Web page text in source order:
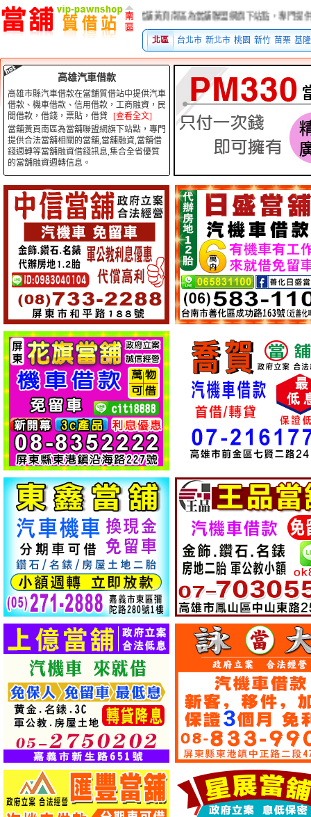
當舖黃頁南區為當舖聯盟網旗下站點，專門提供合法
北區 台北市 新北市 桃園 新竹 苗栗 基隆
高雄汽車借款
高雄市縣汽車借款在當舖質借站中提供汽車
借款、機車借款、信用借款，工商融資，民
間借款，借錢，票貼，借貸
[查看全文]
當舖黃頁南區為當舖聯盟網旗下站點，專門
提供合法當舖相關的當舖,當舖融資,當舖借
錢週轉等當舖融資借錢訊息,集合全省優質
的當舖融資週轉信息。